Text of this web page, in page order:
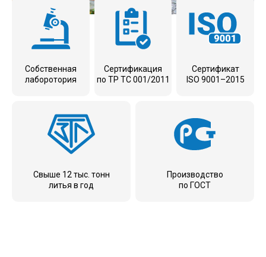
Собственная
лаборотория
Сертификация
по ТР ТС 001/2011
Сертификат
ISO 9001–2015
Свыше 12 тыс. тонн
литья в год
Производство
по ГОСТ